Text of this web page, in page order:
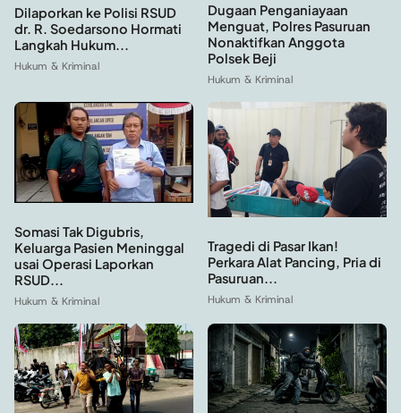
Dilaporkan ke Polisi RSUD
dr. R. Soedarsono Hormati
Langkah Hukum...
Hukum & Kriminal
Dugaan Penganiayaan
Menguat, Polres Pasuruan
Nonaktifkan Anggota
Polsek Beji
Hukum & Kriminal
Somasi Tak Digubris,
Keluarga Pasien Meninggal
usai Operasi Laporkan
RSUD...
Hukum & Kriminal
Tragedi di Pasar Ikan!
Perkara Alat Pancing, Pria di
Pasuruan...
Hukum & Kriminal